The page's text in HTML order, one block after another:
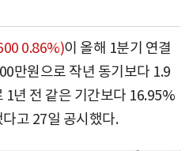
0.86%)이 올해 1분기 연결
만원으로 작년 동기보다 1.9
년 전 같은 기간보다 16.95%
고 27일 공시했다.